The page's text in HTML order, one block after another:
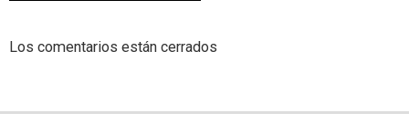
Los comentarios están cerrados